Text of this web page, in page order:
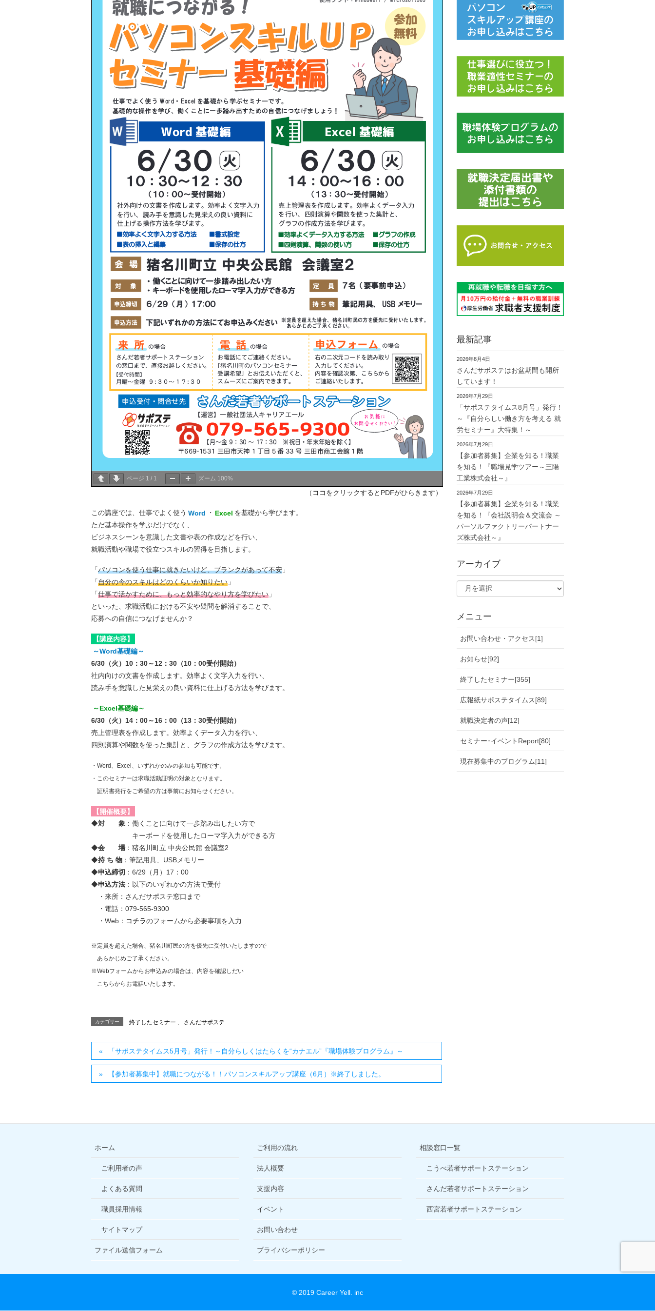
ページ 1 / 1 ズーム 100%
（ ココをクリックするとPDFがひらきます）
この講座では、仕事でよく使う Word ・ Excel を基礎から学びます。
ただ基本操作を学ぶだけでなく、
ビジネスシーンを意識した文書や表の作成などを行い、
就職活動や職場で役立つスキルの習得を目指します。
「パソコンを使う仕事に就きたいけど、ブランクがあって不安 」
「自分の今のスキルはどのくらいか知りたい 」
「仕事で活かすために、もっと効率的なやり方を学びたい 」
といった、求職活動における不安や疑問を解消することで、
応募への自信につなげませんか？
【講座内容】
～Word基礎編～
6/30（火）10：30～12：30（10：00受付開始）
社内向けの文書を作成します。効率よく文字入力を行い、
読み手を意識した見栄えの良い資料に仕上げる方法を学びます。
～Excel基礎編～
6/30（火）14：00～16：00（13：30受付開始）
売上管理表を作成します。効率よくデータ入力を行い、
四則演算や関数を使った集計と、グラフの作成方法を学びます。
・Word、Excel、いずれかのみの参加も可能です。
・このセミナーは求職活動証明の対象となります。
証明書発行をご希望の方は事前にお知らせください。
【開催概要】
◆対 象 ：働くことに向けて一歩踏み出したい方で
キーボードを使用したローマ字入力ができる方
◆会 場：猪名川町立 中央公民館 会議室2
◆持 ち 物 ：筆記用具、USBメモリー
◆申込締切 ：6/29（月）17：00
◆申込方法 ：以下のいずれかの方法で受付
・来所：さんだサポステ窓口まで
・電話：079-565-9300
・Web： コチラのフォームから必要事項を入力
※定員を超えた場合、猪名川町民の方を優先に受付いたしますので
あらかじめご了承ください。
※Webフォームからお申込みの場合は、内容を確認しだい
こちらからお電話いたします。
カテゴリー 終了したセミナー 、 さんだサポステ
「サポステタイムス5月号」発行！～自分らしくはたらくを“カナエル”『職場体験プログラム』～
【参加者募集中】就職につながる！！パソコンスキルアップ講座（6月）※終了しました。
最新記事
2026年8月4日
さんだサポステはお盆期間も開所
しています！
2026年7月29日
「サポステタイムス8月号」発行！
～『自分らしい働き方を考える 就
労セミナー』大特集！～
2026年7月29日
【参加者募集】企業を知る！職業
を知る！『職場見学ツアー～三陽
工業株式会社～』
2026年7月29日
【参加者募集】企業を知る！職業
を知る！『会社説明会＆交流会 ～
パーソルファクトリーパートナー
ズ株式会社～』
アーカイブ
メニュー
お問い合わせ・アクセス[1]
お知らせ[92]
終了したセミナー[355]
広報紙サポステタイムス[89]
就職決定者の声[12]
セミナー･イベントReport[80]
現在募集中のプログラム[11]
ホーム
ご利用者の声
よくある質問
職員採用情報
サイトマップ
ファイル送信フォーム
ご利用の流れ
法人概要
支援内容
イベント
お問い合わせ
プライバシーポリシー
相談窓口一覧
こうべ若者サポートステーション
さんだ若者サポートステーション
西宮若者サポートステーション
© 2019 Career Yell. inc